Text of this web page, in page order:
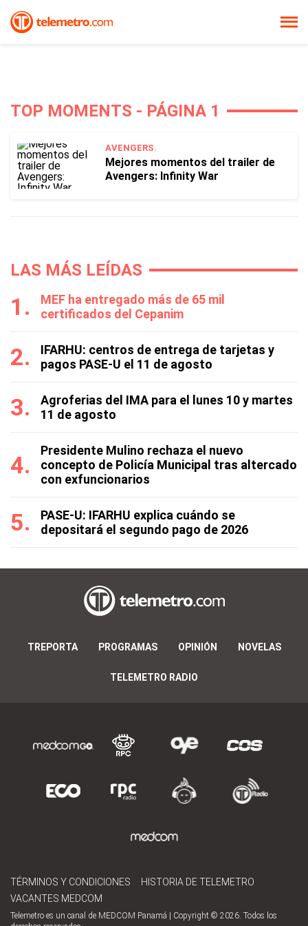
TOP MOMENTS - PÁGINA 1
AVENGERS.
Mejores momentos del trailer de
Avengers: Infinity War
LAS MÁS LEÍDAS
MEF ha entregado más de 65 mil
certificados del Cepanim
IFARHU: centros de entrega de tarjetas y
pagos PASE-U el 11 de agosto
Agroferias del IMA para el lunes 10 y martes
11 de agosto
Presidente Mulino rechaza el nuevo
concepto de Policía Municipal tras altercado
con exfuncionarios
PASE-U: IFARHU explica cuándo se
depositará el segundo pago de 2026
TREPORTA PROGRAMAS OPINIÓN NOVELAS
TELEMETRO RADIO
TÉRMINOS Y CONDICIONES
HISTORIA DE TELEMETRO
VACANTES MEDCOM
Telemetro es un canal de MEDCOM Panamá | Copyright © 2026. Todos los